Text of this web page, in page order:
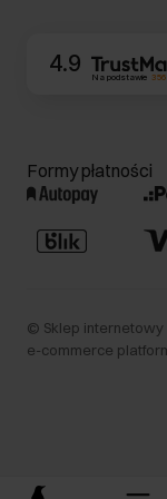
4.9
Na podstawie
Formy płatności
© Sklep internetowy
e-commerce